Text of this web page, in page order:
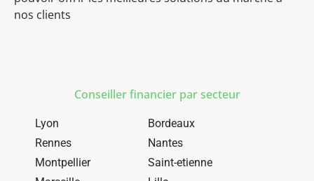
nos clients
Conseiller financier par secteur
Lyon
Bordeaux
Rennes
Nantes
Montpellier
Saint-etienne